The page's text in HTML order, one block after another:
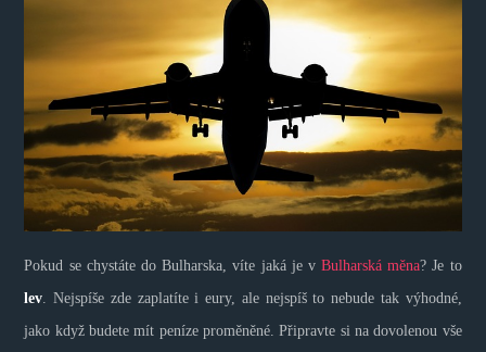
Pokud se chystáte do Bulharska, víte jaká je vBulharská měna? Je to
lev. Nejspíše zde zaplatíte i eury, ale nejspíš to nebude tak výhodné,
jako když budete mít peníze proměněné. Připravte si na dovolenou vše